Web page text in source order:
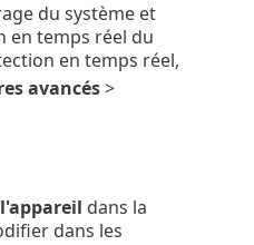
du système et
en temps réel du
en temps réel,
avancés>
dans la
dans les